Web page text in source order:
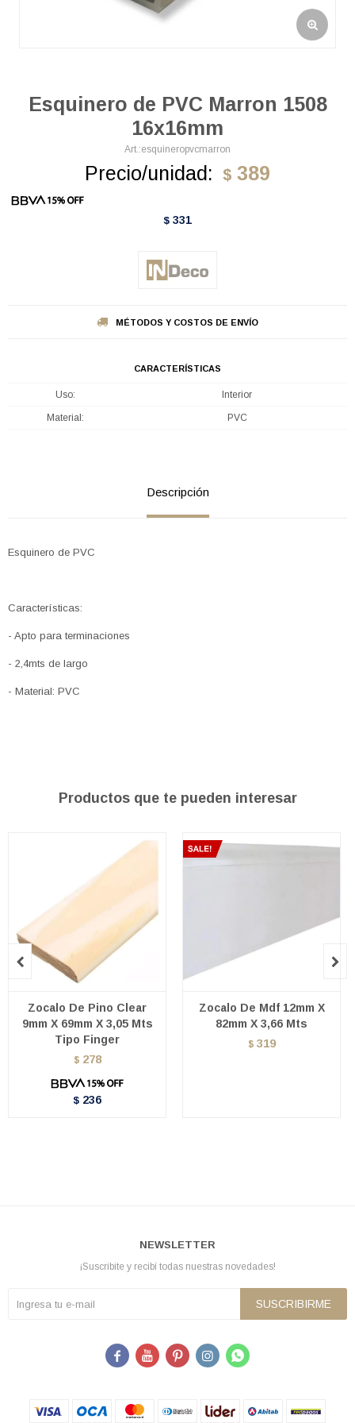
Esquinero de PVC Marron 1508
16x16mm
esquineropvcmarron
Precio/unidad: $ 389
$ 331
MÉTODOS Y COSTOS DE ENVÍO
CARACTERÍSTICAS
Uso Interior
Material PVC
Descripción
Esquinero de PVC
Características:
- Apto para terminaciones
- 2,4mts de largo
- Material: PVC
Productos que te pueden interesar
Zocalo De Pino Clear
9mm X 69mm X 3,05 Mts
Tipo Finger
$ 278
$ 236
Zocalo De Mdf 12mm X
82mm X 3,66 Mts
$ 319
 
NEWSLETTER
¡Suscribite y recibí todas nuestras novedades!
SUSCRIBIRME
    